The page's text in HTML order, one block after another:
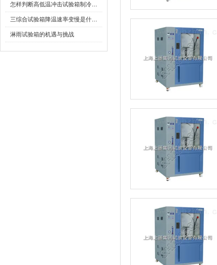
怎样判断高低温冲击试验箱制冷剂是否泄漏？
三综合试验箱降温速率变慢是什么原因？
淋雨试验箱的机遇与挑战